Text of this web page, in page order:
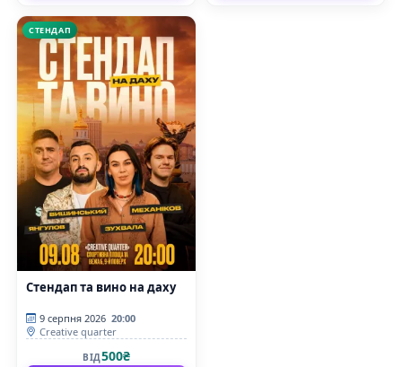
СТЕНДАП
Стендап та вино на даху
9 серпня 2026 20:00
Creative quarter
ВІД500₴